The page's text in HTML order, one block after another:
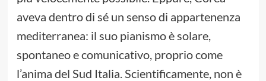
aveva dentro di sé un senso di appartenenza
mediterranea: il suo pianismo è solare,
spontaneo e comunicativo, proprio come
l’anima del Sud Italia. Scientificamente, non è